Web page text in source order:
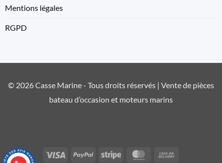
Mentions légales
RGPD
© 2026 Casse Marine - Tous droits réservés | Vente de pièces
bateau d’occasion et moteurs marins
Visa PayPal Stripe MasterCard